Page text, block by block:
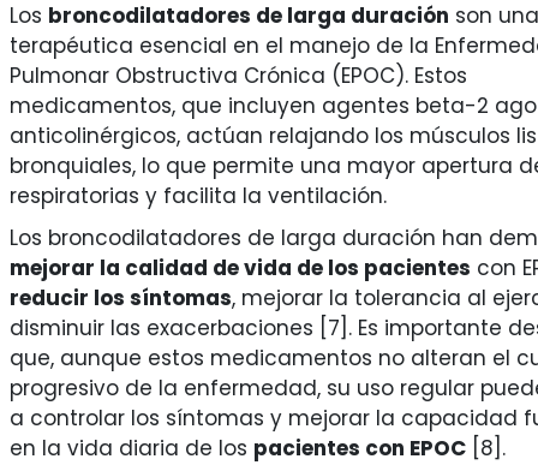
Los broncodilatadores de larga duración son
terapéutica esencial en el manejo de la
Pulmonar Obstructiva Crónica (EPOC). Estos
medicamentos, que incluyen agentes beta-2
anticolinérgicos, actúan relajando los músculos
bronquiales, lo que permite una mayor apertura
respiratorias y facilita la ventilación.
Los broncodilatadores de larga duración han
mejorar la calidad de vida de los pacientes con
reducir los síntomas, mejorar la tolerancia al
disminuir las exacerbaciones [7]. Es importante
que, aunque estos medicamentos no alteran el
progresivo de la enfermedad, su uso regular
a controlar los síntomas y mejorar la capacidad
en la vida diaria de los pacientes con EPOC[8].